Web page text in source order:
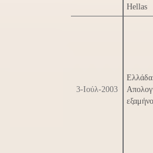
Hellas
3-Ιούλ-2003